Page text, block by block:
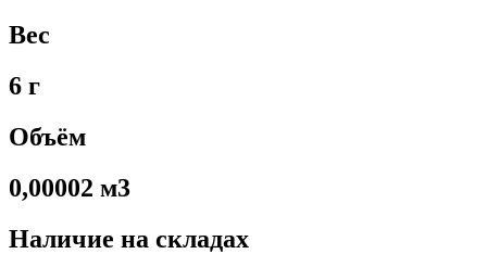
Вес
6 г
Объём
0,00002 м3
Наличие на складах